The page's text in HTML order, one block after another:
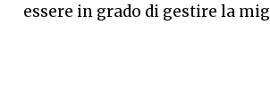
essere in grado di gestire la